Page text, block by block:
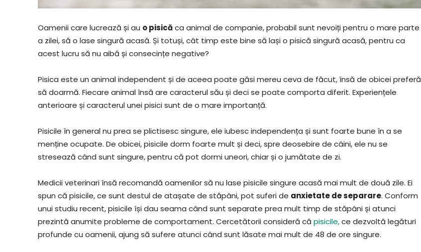
Oamenii care lucrează și au o pisicăca animal de companie, probabil sunt nevoiți pentru o mare parte
a zilei, să o lase singură acasă. Și totuși, cât timp este bine să lași o pisică singură acasă, pentru ca
acest lucru să nu aibă și consecințe negative?
Pisica este un animal independent și de aceea poate găsi mereu ceva de făcut, însă de obicei preferă
să doarmă. Fiecare animal însă are caracterul său și deci se poate comporta diferit. Experiențele
anterioare și caracterul unei pisici sunt de o mare importanță.
Pisicile în general nu prea se plictisesc singure, ele iubesc independența și sunt foarte bune în a se
menține ocupate. De obicei, pisicile dorm foarte mult și deci, spre deosebire de câini, ele nu se
stresează când sunt singure, pentru că pot dormi uneori, chiar și o jumătate de zi.
Medicii veterinari însă recomandă oamenilor să nu lase pisicile singure acasă mai mult de două zile. Ei
spun că pisicile, ce sunt destul de atașate de stăpâni, pot suferi de anxietate de separare. Conform
unui studiu recent, pisicile își dau seama când sunt separate prea mult timp de stăpâni și atunci
prezintă anumite probleme de comportament. Cercetătorii consideră că pisicile,ce dezvoltă legături
profunde cu oamenii, ajung să sufere atunci când sunt lăsate mai mult de 48 de ore singure.